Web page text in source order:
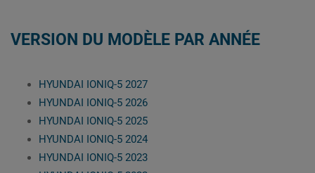
VERSION DU MODÈLE PAR ANNÉE
HYUNDAI IONIQ-5 2027
HYUNDAI IONIQ-5 2026
HYUNDAI IONIQ-5 2025
HYUNDAI IONIQ-5 2024
HYUNDAI IONIQ-5 2023